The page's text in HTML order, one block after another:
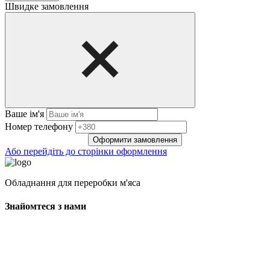
Швидке замовлення
Ваше ім'я
Нoмep тeлeфoнy
Оформити замовлення
Або перейдіть до сторінки оформлення
Обладнання для переробки м'яса
Знайомтеся з нами